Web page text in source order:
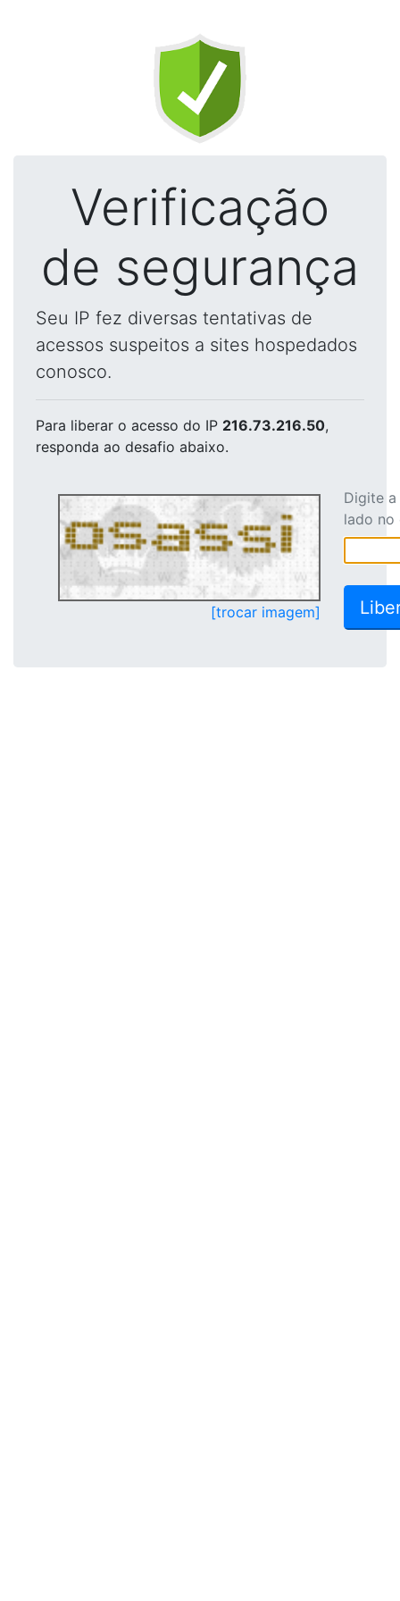
Verificação
de segurança
Seu IP fez diversas tentativas de
acessos suspeitos a sites hospedados
conosco.
Para liberar o acesso do IP 216.73.216.50,
responda ao desafio abaixo.
[trocar imagem]
Digite
lado no